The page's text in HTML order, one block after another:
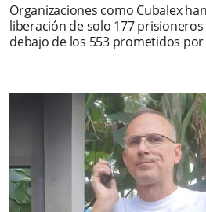
Organizaciones como Cubalex
liberación de solo 177
debajo de los 553 prometidos